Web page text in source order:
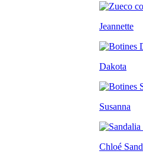
Jeannette
Dakota
Susanna
Chloé Sand